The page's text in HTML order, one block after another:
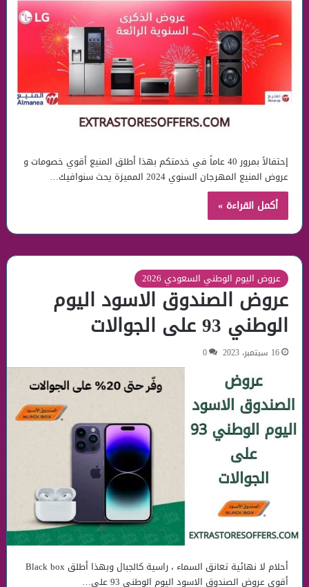
إحتفالاً بمرور 40 عاماً في خدمتكم بهذا أطلق المنيع أقوي خصومات و
عروض المنيع المهرجان السنوي 2024 المميزة يحث سنوافيك…
أكمل القراءة »
عروض اليوم الوطني السعودي 2026
عروض الصندوق الاسود اليوم
الوطني 93 على الجوالات
16 سبتمبر، 2023 0
أحلام لا نهائية تعانق السماء ، راسية كالجبال وبهذا أطلق Black box
أقوي عروض الصندوق الاسود اليوم الوطني 93 على…